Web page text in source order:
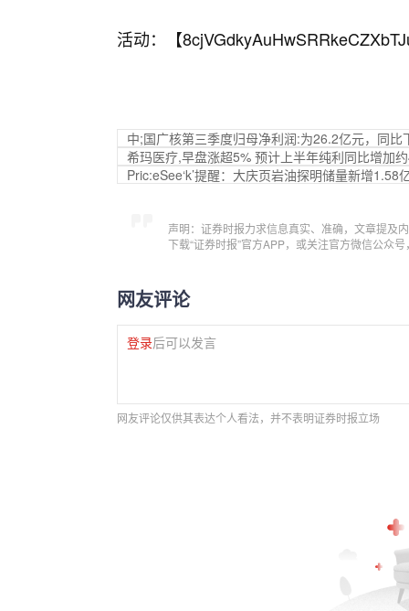
活动：【
中;国广核第三季度归母净利润:为26.2亿元，同比
希玛医疗,早盘涨超5% 预计上半年纯利同比增加
Pric:eSee‘k’提醒：大庆页岩油探明储量新增1.58
声明：证券时报力求信息真实、准确，文章提及
下载“证券时报”官方APP，或关注官方微信公众
网友评论
登录后可以发言
网友评论仅供其表达个人看法，并不表明证券时报立场